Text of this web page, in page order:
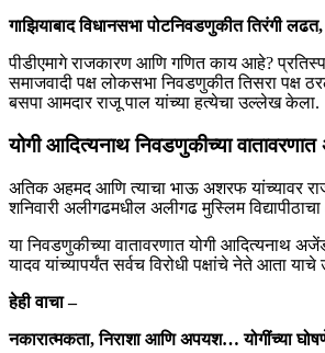
गाझियाबाद विधानसभा पोटनिवडणुकीत तिरंगी
पीडीएमागे राजकारण आणि गणित काय आहे?
समाजवादी पक्ष लोकसभा निवडणुकीत तिसरा पक्ष
बसपा आमदार राजू पाल यांच्या हत्येचा उल्लेख केला.
योगी आदित्यनाथ निवडणुकीच्या
अतिक अहमद आणि त्याचा भाऊ अशरफ यांच्यावर
शनिवारी अलीगढमधील अलीगढ मुस्लिम
या निवडणुकीच्या वातावरणात योगी आदित्यनाथ
यादव यांच्यापर्यंत सर्वच विरोधी पक्षांचे नेते आता
हेही वाचा –
नकारात्मकता, निराशा आणि अपयश… योगींच्या